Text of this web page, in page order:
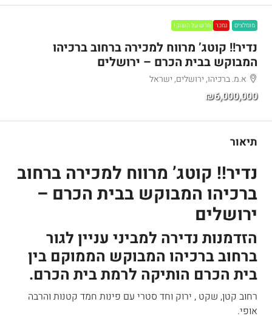
מומלצים נמכר חדש על השוק !
נדיר!! קוטג’ מרווח למכירה ברחוב ברכיהו
המבוקש בבית הכרם – ירושלים
א.מ. ברכיהו, ירושלים, ישראל
₪6,000,000
תיאור
נדיר!! קוטג’ מרווח למכירה ברחוב
ברכיהו המבוקש בבית הכרם –
ירושלים
הזדמנות נדירה למביני עניין לגור
ברחוב ברכיהו המבוקש הממוקם בין
בית הכרם הותיקה לרמת בית הכרם.
רחוב קטן, שקט , ירוק וחד סטרי עם פינות חמד קטנות והרבה
אופי.